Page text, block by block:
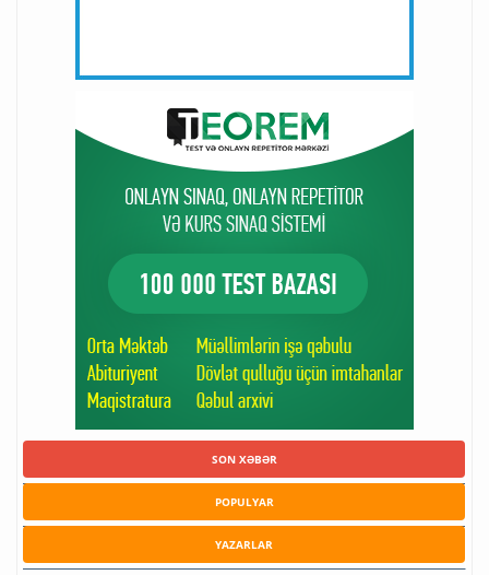
SON XƏBƏR
POPULYAR
YAZARLAR